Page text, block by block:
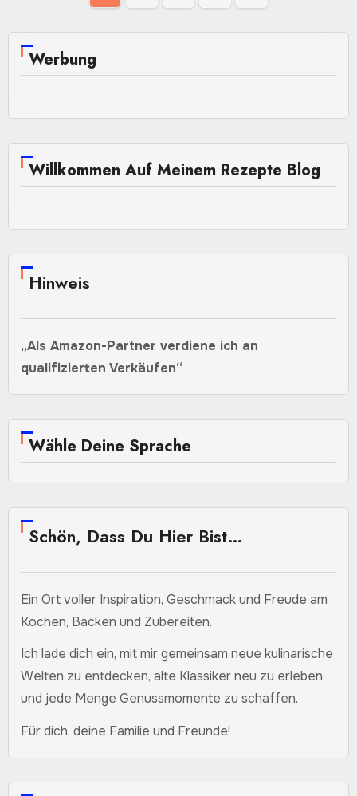
der
Beiträge
Werbung
Willkommen Auf Meinem Rezepte Blog
Hinweis
„Als Amazon-Partner verdiene ich an
qualifizierten Verkäufen“
Wähle Deine Sprache
Schön, Dass Du Hier Bist…
Ein Ort voller Inspiration, Geschmack und Freude am
Kochen, Backen und Zubereiten.
Ich lade dich ein, mit mir gemeinsam neue kulinarische
Welten zu entdecken, alte Klassiker neu zu erleben
und jede Menge Genussmomente zu schaffen.
Für dich, deine Familie und Freunde!